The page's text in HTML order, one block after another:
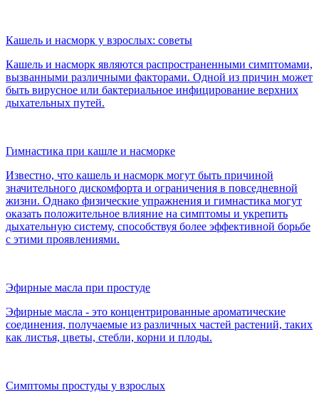
Кашель и насморк у взрослых: советы
Кашель и насморк являются распространенными симптомами,
вызванными различными факторами. Одной из причин может
быть вирусное или бактериальное инфицирование верхних
дыхательных путей.
Гимнастика при кашле и насморке
Известно, что кашель и насморк могут быть причиной
значительного дискомфорта и ограничения в повседневной
жизни. Однако физические упражнения и гимнастика могут
оказать положительное влияние на симптомы и укрепить
дыхательную систему, способствуя более эффективной борьбе
с этими проявлениями.
Эфирные масла при простуде
Эфирные масла - это концентрированные ароматические
соединения, получаемые из различных частей растений, таких
как листья, цветы, стебли, корни и плоды.
Симптомы простуды у взрослых